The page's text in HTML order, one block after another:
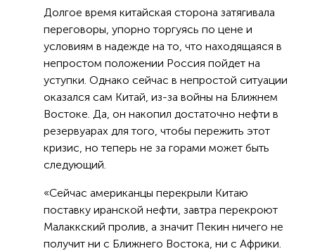
Долгое время китайская сторона затягивала
переговоры, упорно торгуясь по цене и
условиям в надежде на то, что находящаяся в
непростом положении Россия пойдет на
уступки. Однако сейчас в непростой ситуации
оказался сам Китай, из-за войны на Ближнем
Востоке. Да, он накопил достаточно нефти в
резервуарах для того, чтобы пережить этот
кризис, но теперь не за горами может быть
следующий.
«Сейчас американцы перекрыли Китаю
поставку иранской нефти, завтра перекроют
Малаккский пролив, а значит Пекин ничего не
получит ни с Ближнего Востока, ни с Африки.